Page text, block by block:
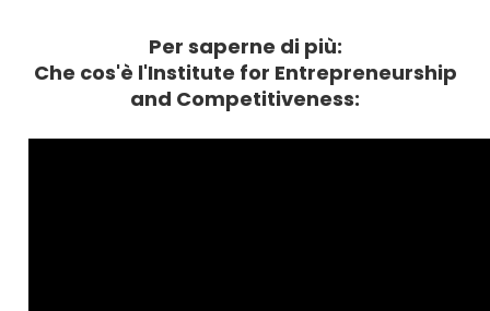
Per saperne di più:
Che cos'è l'Institute for Entrepreneurship
and Competitiveness: